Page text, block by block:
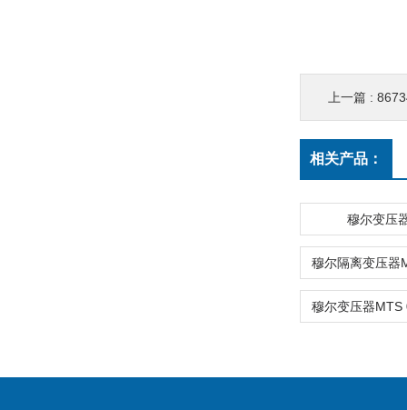
上一篇 :
相关产品：
穆尔变压